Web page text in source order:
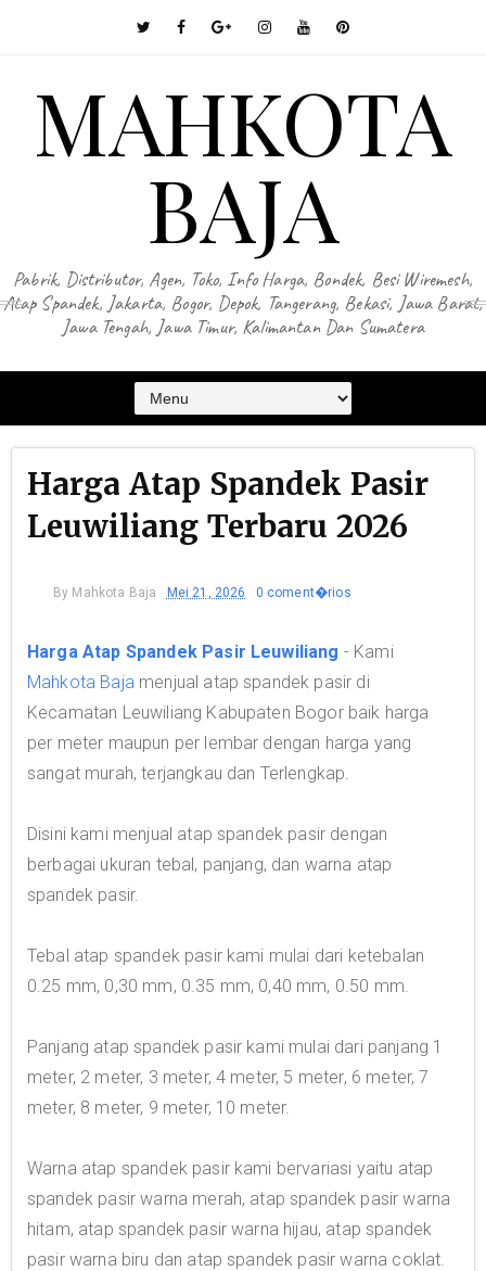
MAHKOTA
BAJA
Pabrik, Distributor, Agen, Toko, Info Harga, Bondek, Besi Wiremesh,
Atap Spandek, Jakarta, Bogor, Depok, Tangerang, Bekasi, Jawa Barat,
Jawa Tengah, Jawa Timur, Kalimantan Dan Sumatera
Harga Atap Spandek Pasir
Leuwiliang Terbaru 2026
By Mahkota Baja Mei 21, 2026 0 coment�rios
Harga Atap Spandek Pasir Leuwiliang - Kami
Mahkota Bajamenjual atap spandek pasir di
Kecamatan Leuwiliang Kabupaten Bogor baik harga
per meter maupun per lembar dengan harga yang
sangat murah, terjangkau dan Terlengkap.
Disini kami menjual atap spandek pasir dengan
berbagai ukuran tebal, panjang, dan warna atap
spandek pasir.
Tebal atap spandek pasir kami mulai dari ketebalan
0.25 mm, 0,30 mm, 0.35 mm, 0,40 mm, 0.50 mm.
Panjang atap spandek pasir kami mulai dari panjang 1
meter, 2 meter, 3 meter, 4 meter, 5 meter, 6 meter, 7
meter, 8 meter, 9 meter, 10 meter.
Warna atap spandek pasir kami bervariasi yaitu atap
spandek pasir warna merah, atap spandek pasir warna
hitam, atap spandek pasir warna hijau, atap spandek
pasir warna biru dan atap spandek pasir warna coklat.